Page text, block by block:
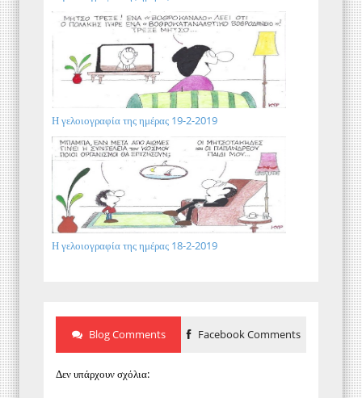
Η γελοιογραφία της ημέρας 19-2-2019
Η γελοιογραφία της ημέρας 18-2-2019
Blog Comments Facebook Comments
Δεν υπάρχουν σχόλια: